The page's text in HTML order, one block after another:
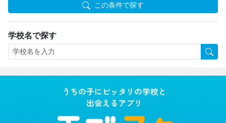
この条件で探す
学校名で探す